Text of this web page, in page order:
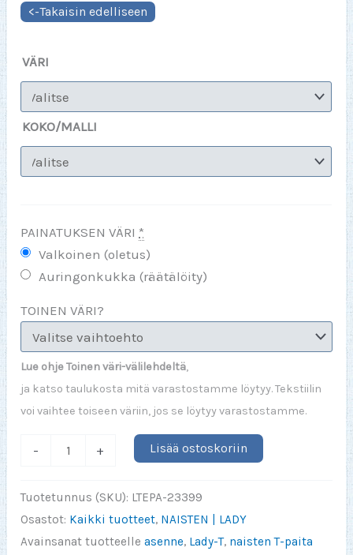
VÄRI
KOKO/MALLI
PAINATUKSEN VÄRI *
Valkoinen (oletus)
Auringonkukka (räätälöity)
TOINEN VÄRI?
Lue ohje Toinen väri-välilehdeltä,
ja katso taulukosta mitä varastostamme löytyy. Tekstiilin
voi vaihtee toiseen väriin, jos se löytyy varastostamme.
-
onnelliseksi
(Lady)
+ Lisää ostoskoriin
Tuotetunnus (SKU): LTEPA-23399
Osastot: Kaikki tuotteet, NAISTEN | LADY
Avainsanat tuotteelleasenne, Lady-T, naisten T-paita